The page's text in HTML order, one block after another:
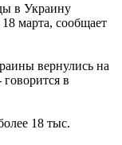
в Украину
марта, сообщает
вернулись на
в
18 тыс.